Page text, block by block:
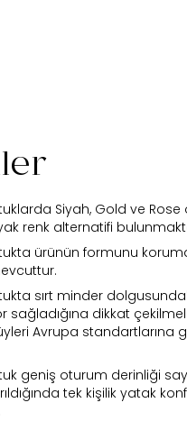
Find in
Siyah, Gold ve
renk alternatifi
ürünün formunu
sırt minder
sağladığına dikkat
Avrupa standartlarına
geniş oturum derinliği
tek kişilik yatak